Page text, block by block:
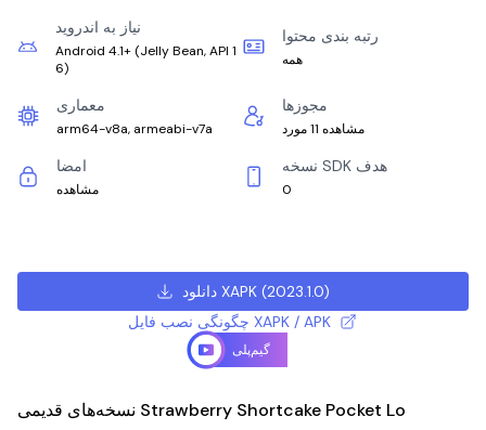
نیاز به اندروید
Android 4.1+ (Jelly Bean, API 1
6)
رتبه بندی محتوا
همه
معماری
arm64-v8a, armeabi-v7a
مجوزها
مشاهده 11 مورد
امضا
مشاهده
نسخه SDK هدف
0
دانلود XAPK(2023.1.0)
چگونگی نصب فایل XAPK / APK
گیم‌پلی
نسخه‌های قدیمی Strawberry Shortcake Pocket Lo